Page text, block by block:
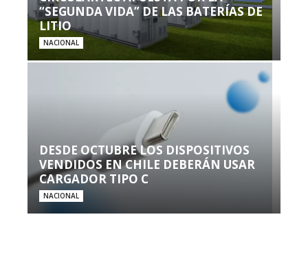
“SEGUNDA VIDA” DE LAS BATERÍAS DE
LITIO
NACIONAL
DESDE OCTUBRE LOS DISPOSITIVOS
VENDIDOS EN CHILE DEBERÁN USAR
CARGADOR TIPO C
NACIONAL